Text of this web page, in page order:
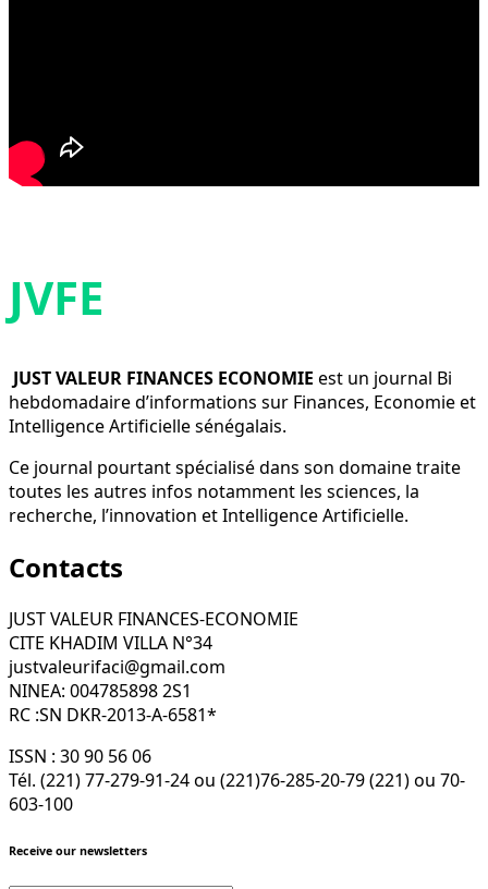
JVFE
JUST VALEUR FINANCES ECONOMIE est un journal Bi
hebdomadaire d’informations sur Finances, Economie et
Intelligence Artificielle sénégalais.
Ce journal pourtant spécialisé dans son domaine traite
toutes les autres infos notamment les sciences, la
recherche, l’innovation et Intelligence Artificielle.
Contacts
JUST VALEUR FINANCES-ECONOMIE
CITE KHADIM VILLA N°34
justvaleurifaci@gmail.com
NINEA: 004785898 2S1
RC :SN DKR-2013-A-6581*
ISSN : 30 90 56 06
Tél. (221) 77-279-91-24 ou (221)76-285-20-79 (221) ou 70-
603-100
Receive our newsletters